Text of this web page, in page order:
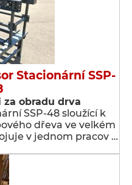
Stacionární SSP-
za obradu drva
SSP-48 sloužící k
dřeva ve velkém
v jednom pracov …